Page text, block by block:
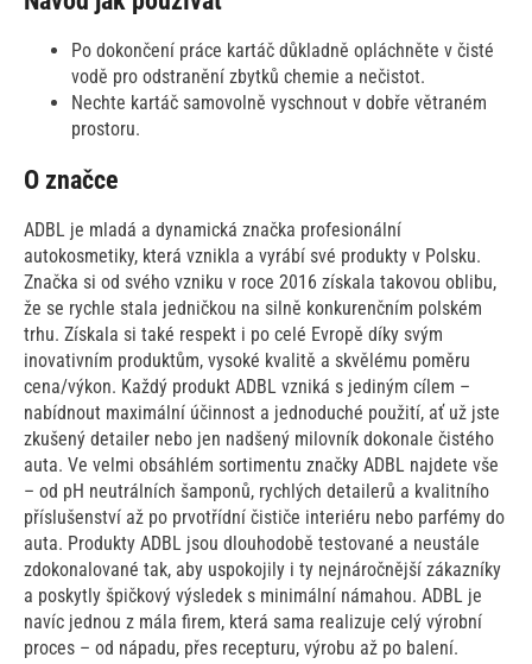
Po dokončení práce kartáč důkladně opláchněte v čisté
vodě pro odstranění zbytků chemie a nečistot.
Nechte kartáč samovolně vyschnout v dobře větraném
prostoru.
O značce
ADBL je mladá a dynamická značka profesionální
autokosmetiky, která vznikla a vyrábí své produkty v Polsku.
Značka si od svého vzniku v roce 2016 získala takovou oblibu,
že se rychle stala jedničkou na silně konkurenčním polském
trhu. Získala si také respekt i po celé Evropě díky svým
inovativním produktům, vysoké kvalitě a skvělému poměru
cena/výkon. Každý produkt ADBL vzniká s jediným cílem –
nabídnout maximální účinnost a jednoduché použití, ať už jste
zkušený detailer nebo jen nadšený milovník dokonale čistého
auta. Ve velmi obsáhlém sortimentu značky ADBL najdete vše
– od pH neutrálních šamponů, rychlých detailerů a kvalitního
příslušenství až po prvotřídní čističe interiéru nebo parfémy do
auta. Produkty ADBL jsou dlouhodobě testované a neustále
zdokonalované tak, aby uspokojily i ty nejnáročnější zákazníky
a poskytly špičkový výsledek s minimální námahou. ADBL je
navíc jednou z mála firem, která sama realizuje celý výrobní
proces – od nápadu, přes recepturu, výrobu až po balení.